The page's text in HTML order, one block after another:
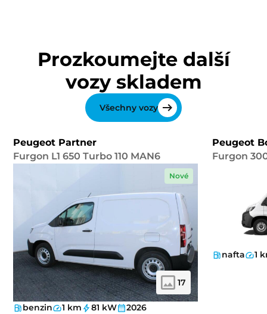
Prozkoumejte další
vozy skladem
Všechny vozy
Peugeot Partner
Furgon L1 650 Turbo 110 MAN6
17
Nové
benzin 1 km 81 kW 2026
Peugeot
Furgon
nafta 1